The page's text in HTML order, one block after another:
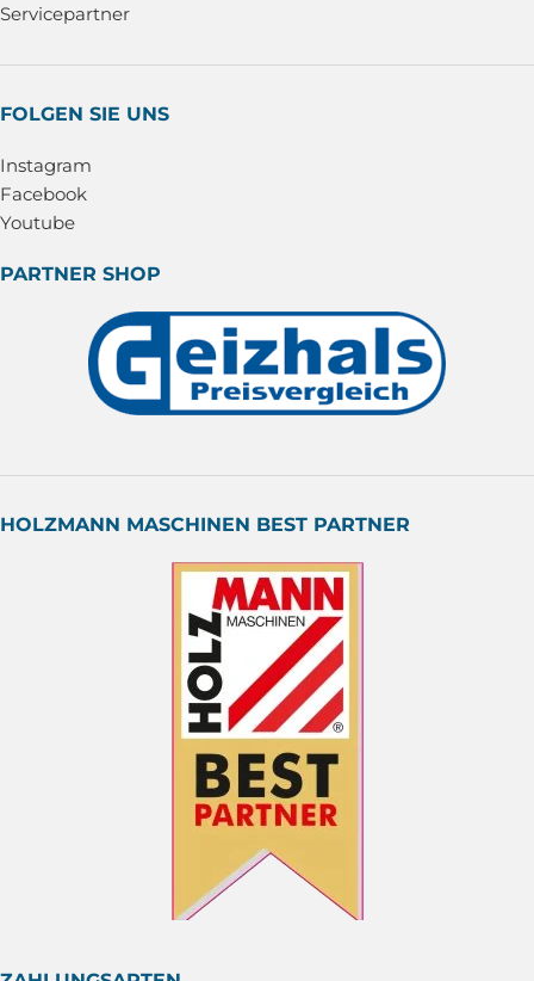
Servicepartner
FOLGEN SIE UNS
Instagram
Facebook
Youtube
PARTNER SHOP
HOLZMANN MASCHINEN BEST PARTNER